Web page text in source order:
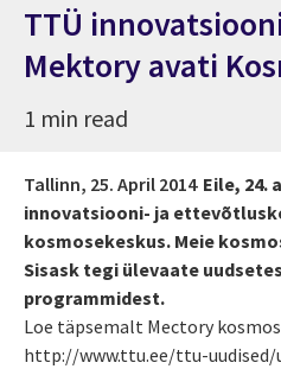
TTÜ
Mektory avati
1 min read
Tallinn, 25. April 2014 Eile, 24.
innovatsiooni- ja
kosmosekeskus. Meie
Sisask tegi ülevaate
programmidest.
Loe täpsemalt Mectory
http://www.ttu.ee/ttu-